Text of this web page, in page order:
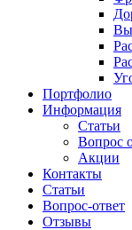
Портфолио
Информация
Статьи
Вопрос
Акции
Контакты
Статьи
Вопрос-ответ
Отзывы